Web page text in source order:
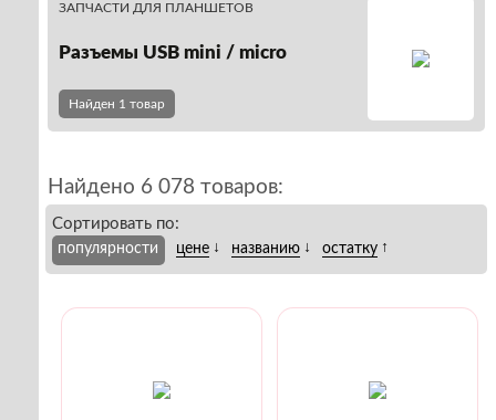
ЗАПЧАСТИ ДЛЯ ПЛАНШЕТОВ
Разъемы USB mini / micro
Найден 1 товар
Найдено 6 078 товаров:
Сортировать по:
популярности цене ↓ названию ↓ остатку ↑